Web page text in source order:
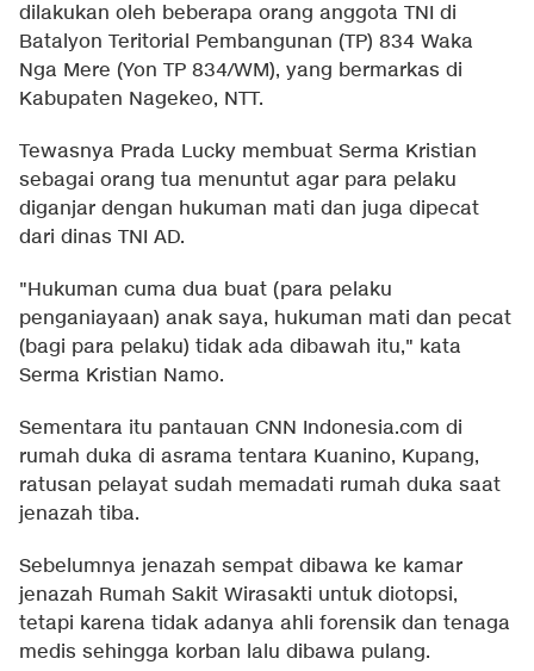
dilakukan oleh beberapa orang anggota TNI di
Batalyon Teritorial Pembangunan (TP) 834 Waka
Nga Mere (Yon TP 834/WM), yang bermarkas di
Kabupaten Nagekeo, NTT.
Tewasnya Prada Lucky membuat Serma Kristian
sebagai orang tua menuntut agar para pelaku
diganjar dengan hukuman mati dan juga dipecat
dari dinas TNI AD.
"Hukuman cuma dua buat (para pelaku
penganiayaan) anak saya, hukuman mati dan pecat
(bagi para pelaku) tidak ada dibawah itu," kata
Serma Kristian Namo.
Sementara itu pantauan CNN Indonesia.com di
rumah duka di asrama tentara Kuanino, Kupang,
ratusan pelayat sudah memadati rumah duka saat
jenazah tiba.
Sebelumnya jenazah sempat dibawa ke kamar
jenazah Rumah Sakit Wirasakti untuk diotopsi,
tetapi karena tidak adanya ahli forensik dan tenaga
medis sehingga korban lalu dibawa pulang.